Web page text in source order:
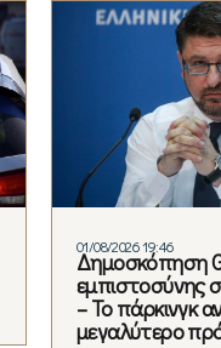
01/08/2026 19:46
Δημοσκόπηση
εμπιστοσύνης
– Το πάρκινγκ
μεγαλύτερο